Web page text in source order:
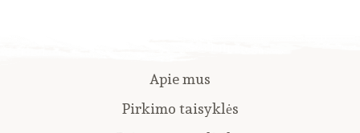
Apie mus
Pirkimo taisyklės